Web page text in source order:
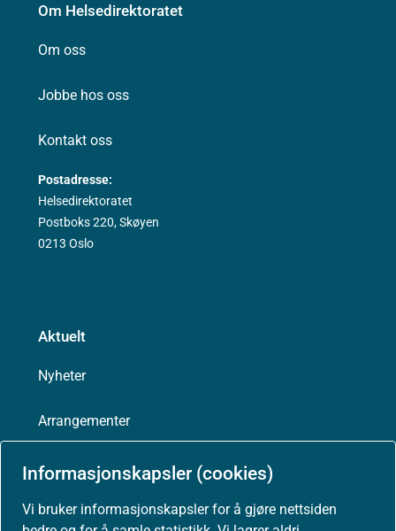
Informasjonskapsler (cookies)
Vi bruker informasjonskapsler for å gjøre nettsiden
Om Helsedirektoratet
Om oss
Jobbe hos oss
Kontakt oss
Postadresse:
Helsedirektoratet
Postboks 220, Skøyen
0213 Oslo
Aktuelt
Nyheter
Arrangementer
Høringer
Presse